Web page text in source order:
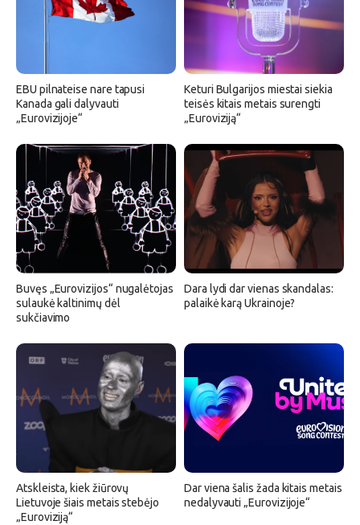
EBU pilnateise nare tapusi
Kanada gali dalyvauti
„Eurovizijoje“
Keturi Bulgarijos miestai siekia
teisės kitais metais surengti
„Euroviziją“
Buvęs „Eurovizijos“ nugalėtojas
sulaukė kaltinimų dėl
sukčiavimo
Dara lydi dar vienas skandalas:
palaikė karą Ukrainoje?
Atskleista, kiek žiūrovų
Lietuvoje šiais metais stebėjo
„Euroviziją“
Dar viena šalis žada kitais metais
nedalyvauti „Eurovizijoje“